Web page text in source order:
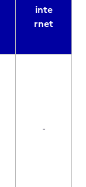
inte
rnet
-